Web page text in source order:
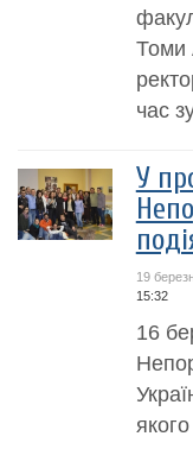
Томи
час
У
19
15:32
16